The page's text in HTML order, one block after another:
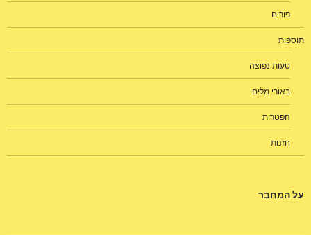
פורים
תוספות
טעות נפוצה
באורי מלים
הפטרות
חזנות
על המחבר